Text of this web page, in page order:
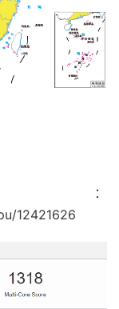
12421626